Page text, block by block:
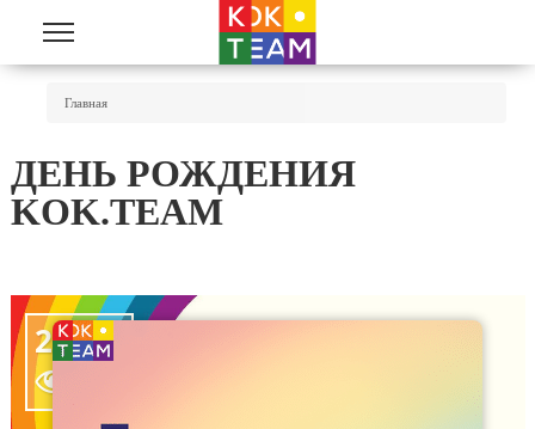
Перейти к основному содержанию
Главная
ДЕНЬ РОЖДЕНИЯ
KOK.TEAM
23119
